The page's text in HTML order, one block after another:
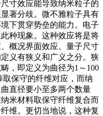
寸效应能导致纳米粒子的
著分歧。微不雅粒子具有
下贯穿势垒的能力。电子
种现象。这种效应将是将
概况界面效应、量子尺寸
义有狭义和广义之分。狭
，即定义为曲径为1～100
保守的纤维对应，而纳
直径要小至多两个数量
米材料取保守纤维复合而
维。更切当地说，这种复